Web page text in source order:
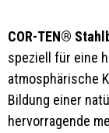
COR-TEN®
speziell für eine
atmosphärische
Bildung einer
hervorragende